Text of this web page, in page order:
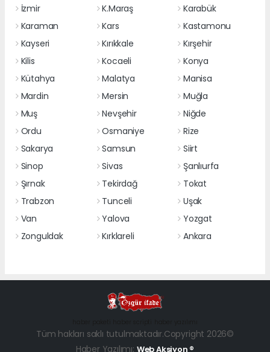
İzmir
K.Maraş
Karabük
Karaman
Kars
Kastamonu
Kayseri
Kırıkkale
Kırşehir
Kilis
Kocaeli
Konya
Kütahya
Malatya
Manisa
Mardin
Mersin
Muğla
Muş
Nevşehir
Niğde
Ordu
Osmaniye
Rize
Sakarya
Samsun
Siirt
Sinop
Sivas
Şanlıurfa
Şırnak
Tekirdağ
Tokat
Trabzon
Tunceli
Uşak
Van
Yalova
Yozgat
Zonguldak
Kırklareli Ankara
Tüm hakları saklı tutulmaktadır.Copyright 2026©
Haber Yazılımı: Web Aksiyon ®